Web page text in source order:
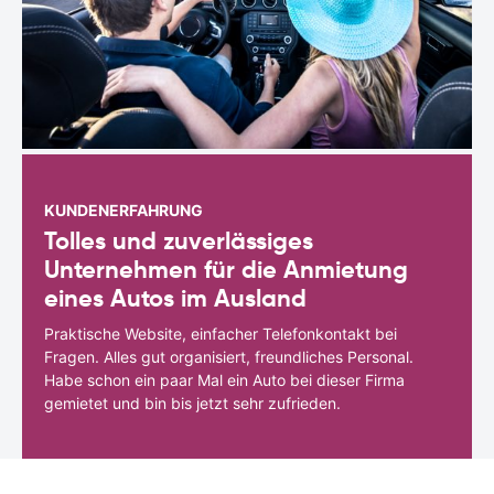
KUNDENERFAHRUNG
Tolles und zuverlässiges
Unternehmen für die Anmietung
eines Autos im Ausland
Praktische Website, einfacher Telefonkontakt bei
Fragen. Alles gut organisiert, freundliches Personal.
Habe schon ein paar Mal ein Auto bei dieser Firma
gemietet und bin bis jetzt sehr zufrieden.